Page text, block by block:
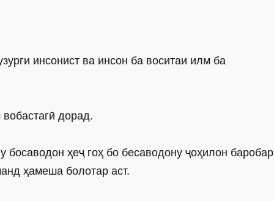
инсонист ва инсон ба воситаи илм ба
дорад.
ҳеҷ гоҳ бо бесаводону ҷоҳилон баробар
ҳамеша болотар аст.